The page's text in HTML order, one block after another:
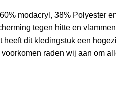
modacryl, 38% Polyester
tegen hitte en
dit kledingstuk een
raden wij aan om